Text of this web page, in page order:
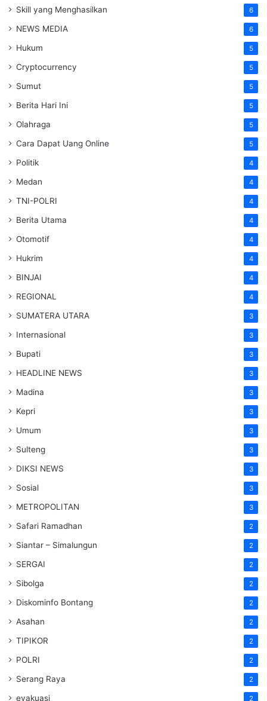
Skill yang Menghasilkan 6
NEWS MEDIA 6
Hukum 5
Cryptocurrency 5
Sumut 5
Berita Hari Ini 5
Olahraga 5
Cara Dapat Uang Online 5
Politik 4
Medan 4
TNI-POLRI 4
Berita Utama 4
Otomotif 4
Hukrim 4
BINJAI 4
REGIONAL 4
SUMATERA UTARA 3
Internasional 3
Bupati 3
HEADLINE NEWS 3
Madina 3
Kepri 3
Umum 3
Sulteng 3
DIKSI NEWS 3
Sosial 3
METROPOLITAN 3
Safari Ramadhan 2
Siantar – Simalungun 2
SERGAI 2
Sibolga 2
Diskominfo Bontang 2
Asahan 2
TIPIKOR 2
POLRI 2
Serang Raya 2
evakuasi 2